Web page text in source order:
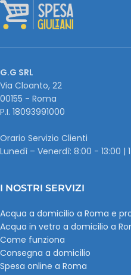
G.G SRL
Via Cloanto, 22
00155 - Roma
P.I. ‭18093991000
Orario Servizio Clienti
Lunedì – Venerdì: 8:00 - 13:00 |
I NOSTRI SERVIZI
Acqua a domicilio a Roma e
Acqua in vetro a domicilio a
Come funziona
Consegna a domicilio
Spesa online a Roma